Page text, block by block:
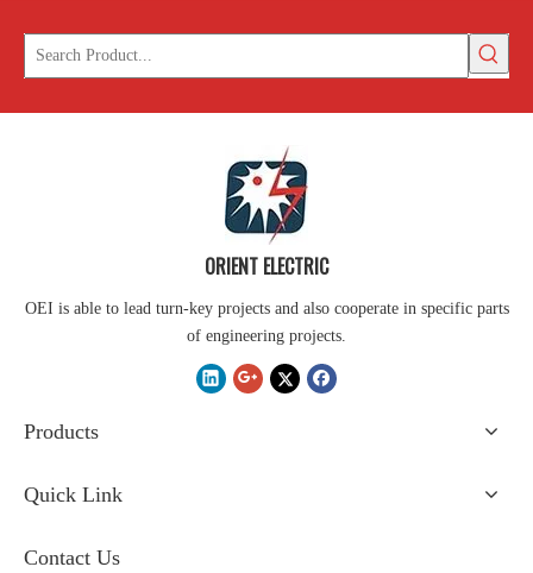
ORIENT ELECTRIC
OEI is able to lead turn-key projects and also cooperate in specific parts
of engineering projects.
Products
Quick Link
Contact Us